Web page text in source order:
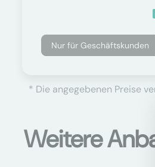
Nur für Geschäftskunden
* Die angegebenen Preise
Weitere